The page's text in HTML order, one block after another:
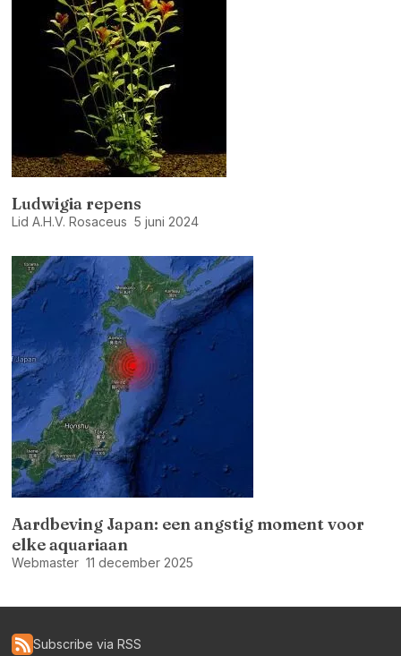
Ludwigia repens
Lid A.H.V. Rosaceus 5 juni 2024
Aardbeving Japan: een angstig moment voor
elke aquariaan
Webmaster 11 december 2025
Subscribe via RSS